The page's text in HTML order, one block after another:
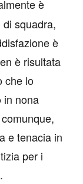
è
squadra,
è
è risultata
che lo
in nona
e tenacia in
per i
.